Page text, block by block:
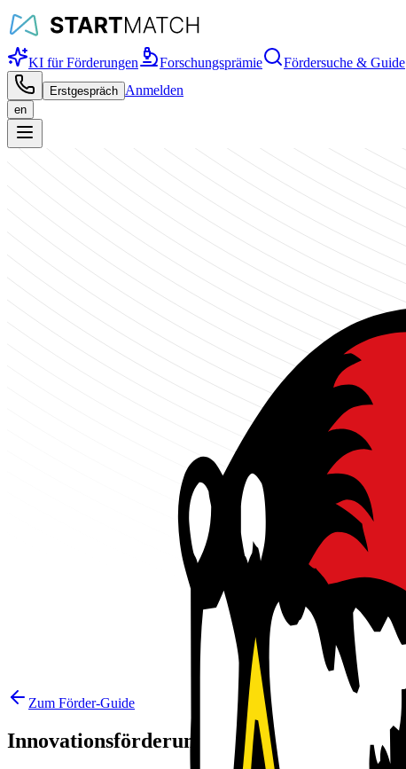
KI für Förderungen Forschungsprämie Fördersuche & Guide
Erstgespräch Anmelden
en
Zum Förder-Guide
Innovationsförderungen Steiermark